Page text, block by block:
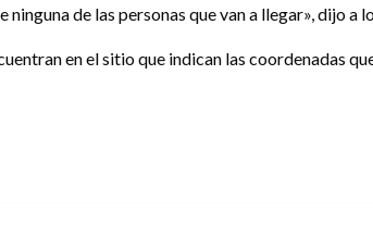
de las personas que van a llegar», dijo a
en el sitio que indican las coordenadas